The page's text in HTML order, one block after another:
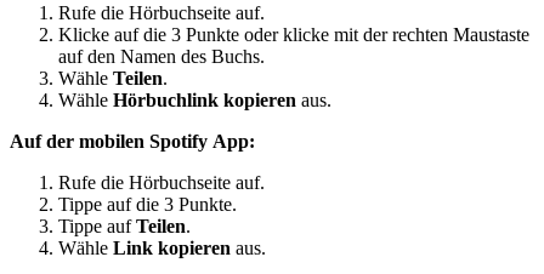
Rufe die Hörbuchseite auf.
Klicke auf die 3 Punkte oder klicke mit der rechten Maustaste
auf den Namen des Buchs.
Wähle Teilen.
Wähle Hörbuchlink kopieren aus.
Auf der mobilen Spotify App:
Rufe die Hörbuchseite auf.
Tippe auf die 3 Punkte.
Tippe aufTeilen.
Wähle Link kopieren aus.